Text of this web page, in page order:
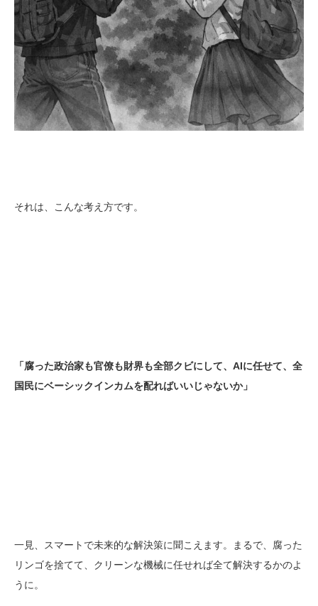
それは、こんな考え方です。
「腐った政治家も官僚も財界も全部クビにして、 AIに任せて、全
国民にベーシックインカムを配ればいいじゃないか」
一見、スマートで未来的な解決策に聞こえます。まるで、腐った
リンゴを捨てて、クリーンな機械に任せれば全て解決するかのよ
うに。